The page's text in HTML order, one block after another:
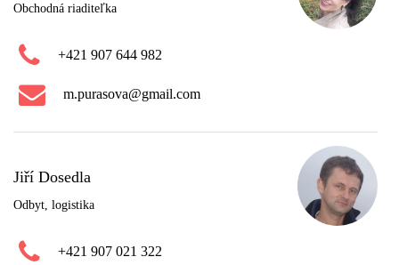
Obchodná riaditeľka
+421 907 644 982
m.purasova@gmail.com
Jiří Dosedla
Odbyt, logistika
+421 907 021 322